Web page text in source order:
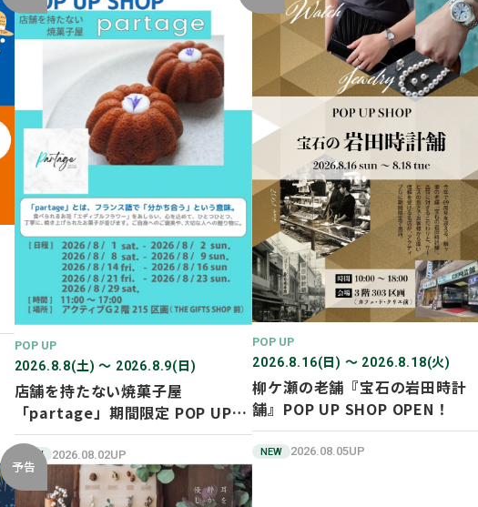
POP UP
2026.8.8(土) 〜 2026.8.9(日)
店舗を持たない焼菓子屋
「partage」期間限定 POP UP
SHOP オープン！
NEW 2026.08.02UP
POP UP
2026.8.16(日) 〜 2026.8.18(火)
柳ケ瀬の老舗『宝石の岩田時計
舗』POP UP SHOP OPEN！
NEW 2026.08.05UP
予告